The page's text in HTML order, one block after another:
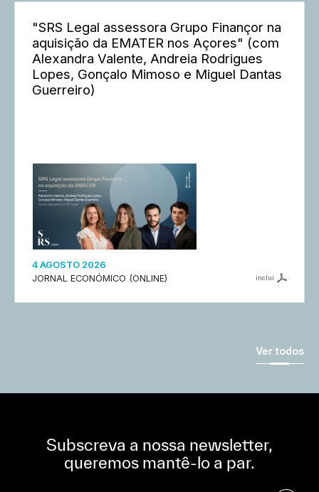
"SRS Legal assessora Grupo Finançor na
aquisição da EMATER nos Açores" (com
Alexandra Valente, Andreia Rodrigues
Lopes, Gonçalo Mimoso e Miguel Dantas
Guerreiro)
4 AGOSTO 2026
JORNAL ECONÓMICO (ONLINE)
inclui
Ver todos
Subscreva a nossa newsletter,
queremos mantê-lo a par.